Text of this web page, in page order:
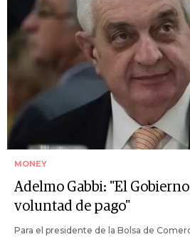
MONEY
Adelmo Gabbi: "El
voluntad de pago"
Para el presidente de la Bolsa de